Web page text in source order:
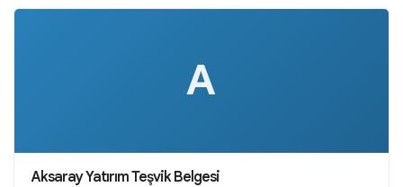
A
Aksaray Yatırım Teşvik Belgesi